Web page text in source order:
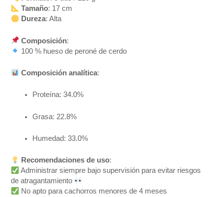
Tamaño: 17 cm
Dureza: Alta
Composición:
100 % hueso de peroné de cerdo
Composición analítica:
Proteína: 34.0%
Grasa: 22.8%
Humedad: 33.0%
Recomendaciones de uso:
Administrar siempre bajo supervisión para evitar riesgos
de atragantamiento
No apto para cachorros menores de 4 meses